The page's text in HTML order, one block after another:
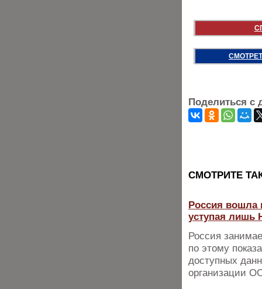
Поделиться с
CМОТРИТЕ
Россия вошла
уступая лишь
Россия
по этому
доступных
организации